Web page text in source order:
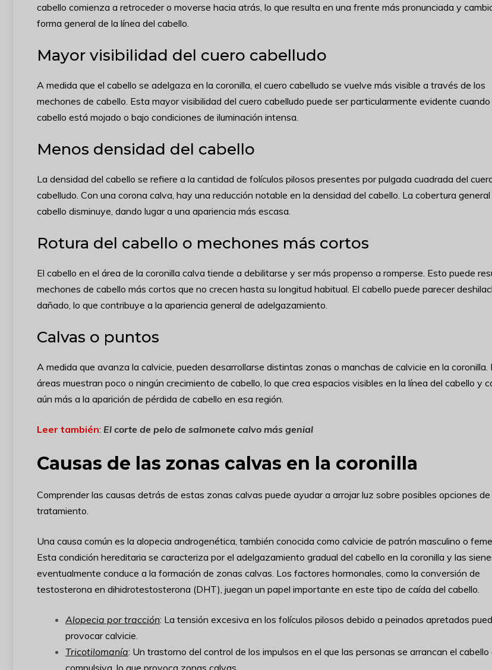
cabello comienza a retroceder o moverse hacia atrás, lo que resulta en una frente más pronunciada y
forma general de la línea del cabello.
Mayor visibilidad del cuero cabelludo
A medida que el cabello se adelgaza en la coronilla, el cuero cabelludo se vuelve más visible a través de los
mechones de cabello. Esta mayor visibilidad del cuero cabelludo puede ser particularmente evidente cuando
cabello está mojado o bajo condiciones de iluminación intensa.
Menos densidad del cabello
La densidad del cabello se refiere a la cantidad de folículos pilosos presentes por pulgada cuadrada del
cabelludo. Con una corona calva, hay una reducción notable en la densidad del cabello. La cobertura general
cabello disminuye, dando lugar a una apariencia más escasa.
Rotura del cabello o mechones más cortos
El cabello en el área de la coronilla calva tiende a debilitarse y ser más propenso a romperse. Esto puede
mechones de cabello más cortos que no crecen hasta su longitud habitual. El cabello puede parecer
dañado, lo que contribuye a la apariencia general de adelgazamiento.
Calvas o puntos
A medida que avanza la calvicie, pueden desarrollarse distintas zonas o manchas de calvicie en la coronilla.
áreas muestran poco o ningún crecimiento de cabello, lo que crea espacios visibles en la línea del cabello y
aún más a la aparición de pérdida de cabello en esa región.
Leer también: El corte de pelo de salmonete calvo más genial
Causas de las zonas calvas en la coronilla
Comprender las causas detrás de estas zonas calvas puede ayudar a arrojar luz sobre posibles opciones de
tratamiento.
Una causa común es la alopecia androgenética, también conocida como calvicie de patrón masculino o
Esta condición hereditaria se caracteriza por el adelgazamiento gradual del cabello en la coronilla y las
eventualmente conduce a la formación de zonas calvas. Los factores hormonales, como la conversión de
testosterona en dihidrotestosterona (DHT), juegan un papel importante en este tipo de caída del cabello.
Alopecia por tracción: La tensión excesiva en los folículos pilosos debido a peinados apretados
provocar calvicie.
Tricotilomanía: Un trastorno del control de los impulsos en el que las personas se arrancan el
compulsiva, lo que provoca zonas calvas.